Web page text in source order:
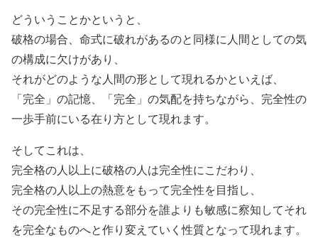
どういうことかというと、
破格の場合、命式に破れがあるのと同様に人間としての気
の構成に欠けがあり、
それがどのような人間の形として現れるかといえば、
「完全」の記憶、「完全」の気配を持ちながら、完全性の
一歩手前にいる在り方として現れます。
そしてこれは、
完全格の人以上に破格の人は完全性にこだわり、
完全格の人以上の熱意をもって完全性を目指し、
その完全性に不足する部分を誰よりも敏感に察知してそれ
を完全なものへと作り変えていく性質となって現れます。